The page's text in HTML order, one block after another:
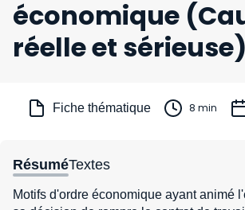
économique
réelle et sérieuse)
Fiche thématique 8 min
RésuméTextes
Motifs d'ordre économique ayant animé